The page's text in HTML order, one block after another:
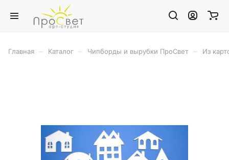
Главная Каталог Чипборды и вырубки ПроСвет Из